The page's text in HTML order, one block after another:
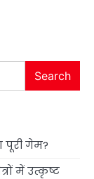
Search
पूरी गेम?
में उत्कृष्ट